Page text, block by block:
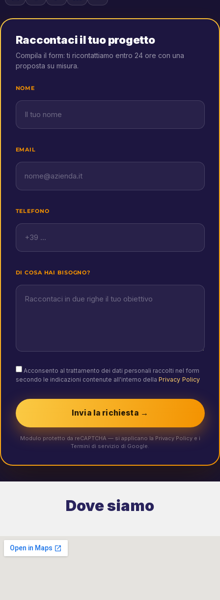
NOME
EMAIL
TELEFONO
DI COSA HAI BISOGNO?
Acconsento al trattamento dei dati personali raccolti nel form
secondo le indicazioni contenute all'interno della Privacy Policy
Invia la richiesta →
Dove siamo